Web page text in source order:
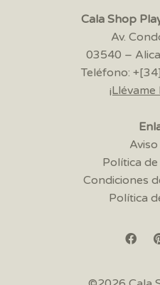
Cala Shop
Av.
03540 –
Teléfono:
Política
Condiciones
Política